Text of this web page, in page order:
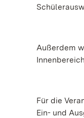
Außerdem
Für die
Ein- und